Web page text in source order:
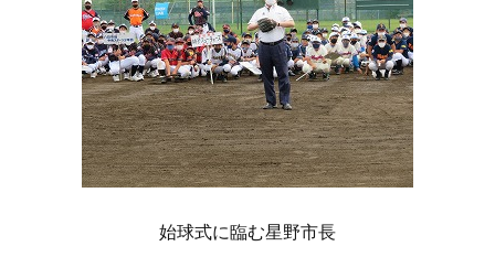
始球式に臨む星野市長